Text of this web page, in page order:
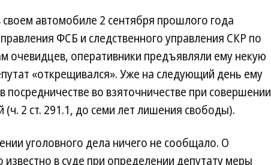
автомобиле 2 сентября прошлого года
ФСБ и следственного управления СКР по
очевидцев, оперативники предъявляли ему некую
«открещивался». Уже на следующий день ему
во взяточничестве при совершении
2 ст. 291.1, до семи лет лишения свободы).
уголовного дела ничего не сообщало. О
в суде при определении депутату меры